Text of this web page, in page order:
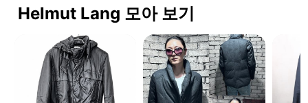
Helmut Lang 모아 보기